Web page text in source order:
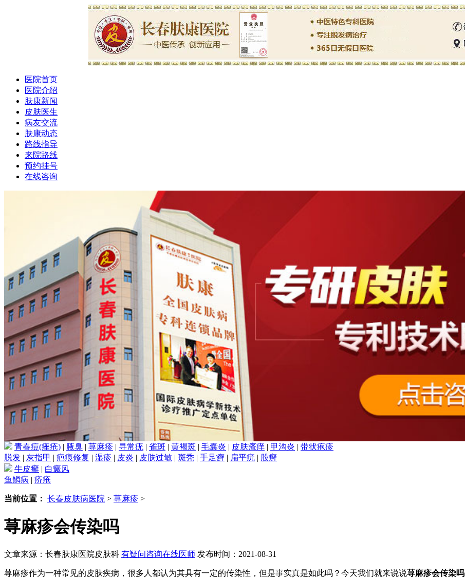
医院首页
医院介绍
肤康新闻
皮肤医生
病友交流
肤康动态
路线指导
来院路线
预约挂号
在线咨询
青春痘(痤疮) 腋臭 荨麻疹 寻常疣 雀斑 黄褐斑 毛囊炎 皮肤瘙痒 甲沟炎
带状疱疹
脱发
灰指甲 疤痕修复 湿疹 皮炎 皮肤过敏 斑秃 手足癣 扁平疣
股癣
牛皮癣
白癜风
鱼鳞病
疥疮
当前位置： 长春皮肤病医院 > 荨麻疹 >
荨麻疹会传染吗
文章来源：长春肤康医院皮肤科 有疑问咨询在线医师 发布时间：2021-08-31
荨麻疹作为一种常见的皮肤疾病，很多人都认为其具有一定的传染性，但是事实真是如此吗？今天我们就来说说荨麻疹会传染吗